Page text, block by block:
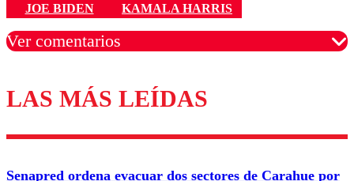
JOE BIDEN
KAMALA HARRIS
Ver comentarios
Los comentarios son moderados para garantizar un
diálogo respetuoso.
Nombre
LAS MÁS LEÍDAS
Senapred ordena evacuar dos sectores de Carahue por